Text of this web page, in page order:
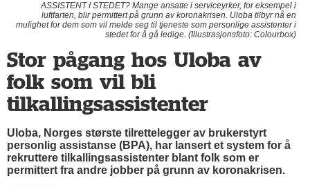
ASSISTENT I STEDET? Mange ansatte i serviceyrker, for eksempel i
luftfarten, blir permittert på grunn av koronakrisen. Uloba tilbyr nå en
mulighet for dem som vil melde seg til tjeneste som personlige assistenter i
stedet for å gå ledige. (Illustrasjonsfoto: Colourbox)
Stor pågang hos Uloba av
folk som vil bli
tilkallingsassistenter
Uloba, Norges største tilrettelegger av brukerstyrt
personlig assistanse (BPA), har lansert et system for å
rekruttere tilkallingsassistenter blant folk som er
permittert fra andre jobber på grunn av koronakrisen.